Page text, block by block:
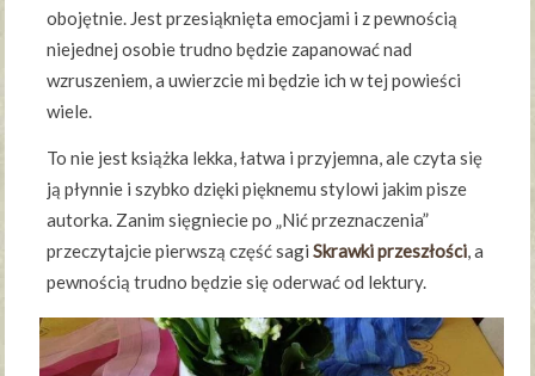
obojętnie. Jest przesiąknięta emocjami i z pewnością
niejednej osobie trudno będzie zapanować nad
wzruszeniem, a uwierzcie mi będzie ich w tej powieści
wiele.
To nie jest książka lekka, łatwa i przyjemna, ale czyta się
ją płynnie i szybko dzięki pięknemu stylowi jakim pisze
autorka. Zanim sięgniecie po „Nić przeznaczenia”
przeczytajcie pierwszą część sagiSkrawki przeszłości, a
pewnością trudno będzie się oderwać od lektury.